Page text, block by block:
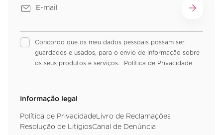
Concordo que os meu dados pessoais possam ser
guardados e usados, para o envio de informação sobre
os seus produtos e serviços.
Política de Privacidade
Informação legal
Política de Privacidade Livro de Reclamações
Resolução de LitígiosCanal de Denúncia